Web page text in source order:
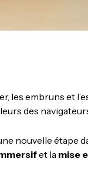
embruns et
des
nouvelle
et la mise